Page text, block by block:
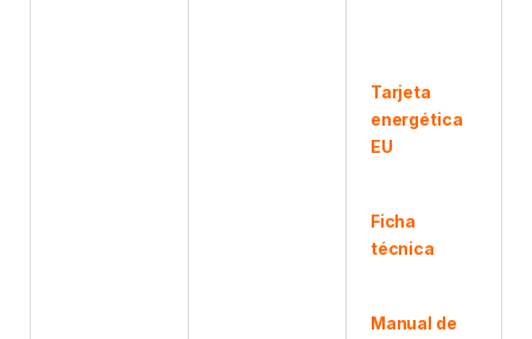
Tarjeta
energética
EU
Ficha
técnica
Manual de